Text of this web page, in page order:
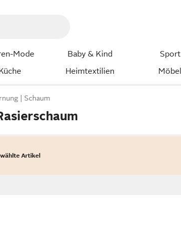
Mode Baby & Kind Sport
Heimtextilien Möbel
Schaum
Artikel